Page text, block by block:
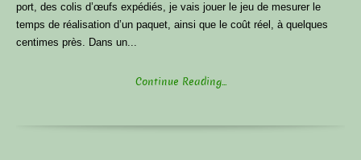
port, des colis d’œufs expédiés, je vais jouer le jeu de mesurer le
temps de réalisation d’un paquet, ainsi que le coût réel, à quelques
centimes près. Dans un...
Continue Reading...